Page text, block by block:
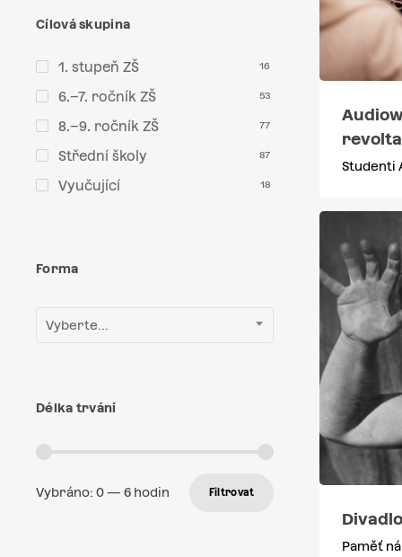
Cílová skupina
1. stupeň ZŠ 16
6.–7. ročník ZŠ 53
8.–9. ročník ZŠ 77
Střední školy 87
Vyučující 18
Forma
Vyberte...
Délka trvání
Vybráno: 0— 6 hodin Filtrovat
revolta
Studenti
Paměť